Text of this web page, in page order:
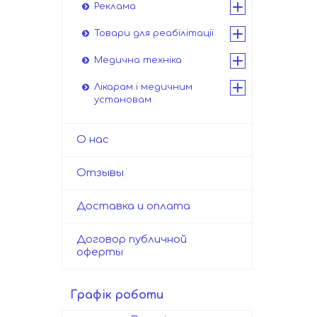
Реклама
Товари для реабілітації
Медична техніка
Лікарам і медичним
установам
О нас
Отзывы
Доставка и оплата
Договор публичной
оферты
Графік роботи